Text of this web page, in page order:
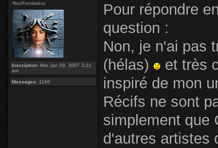
NooFondateur
Inscription: Mar Jan 09, 2007 3:21
am
Messages: 1166
Pour répondre
question :
Non, je n'ai pas
(hélas)
et très
inspiré de mon
Récifs ne sont
simplement que
d'autres artistes